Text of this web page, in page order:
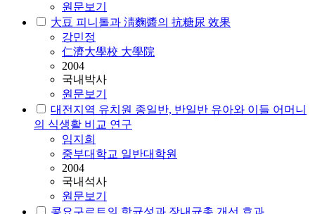
원문보기
大豆 피니톨과 淸麴醬의 抗糖尿 效果
강민정
仁濟大學校 大學院
2004
국내박사
원문보기
대전지역 유치원 종일반, 반일반 유아와 이들 어머니
의 식생활 비교 연구
임지희
중부대학교 일반대학원
2004
국내석사
원문보기